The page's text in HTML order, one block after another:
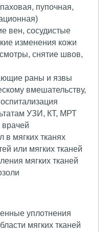
пупочная,
вен, сосудистые
изменения кожи
снятие швов,
раны и язвы
вмешательству,
УЗИ, КТ, МРТ
врачей
в мягких тканях
или мягких тканей
мягких тканей
уплотнения
мягких тканей